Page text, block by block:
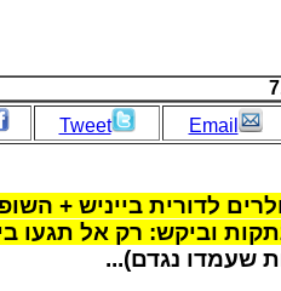
Email
Tweet
לדורית בייניש +
וביקש: רק אל תגעו בי
שעמדו נגדם)...